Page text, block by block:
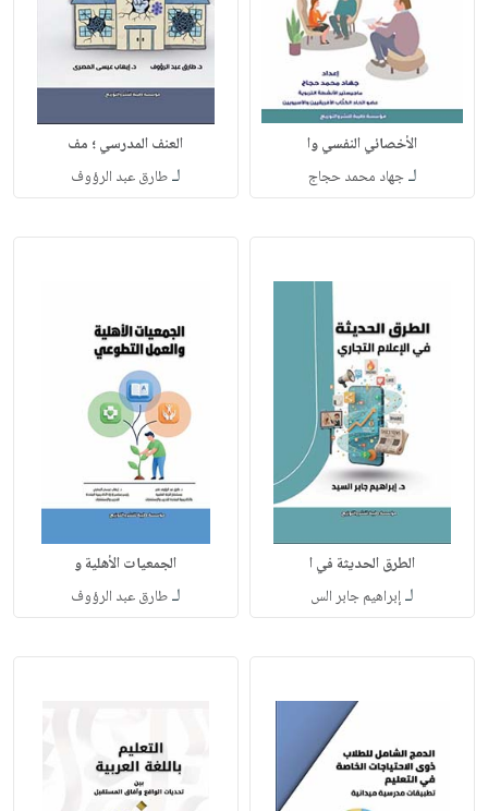
الأخصائي النفسي وا
لـجهاد محمد حجاج
العنف المدرسي ؛ مف
لـطارق عبد الرؤوف
الطرق الحديثة في ا
لـإبراهيم جابر الس
الجمعيات الأهلية و
لـطارق عبد الرؤوف